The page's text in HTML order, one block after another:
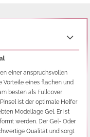
einer anspruchsvollen
Vorteile eines flachen und
besten als Fullcover
ist der optimale Helfer
Modellage Gel. Er ist
werden. Der Gel- Oder
Qualität und sorgt